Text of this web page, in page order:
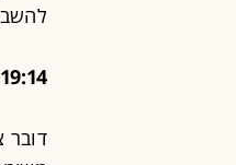
19:14 - הושלמה הפשיטה על סג'עייה: 8 מנהרות הושמדו